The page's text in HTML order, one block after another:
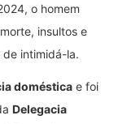
o homem
insultos e
intimidá-la.
doméstica e foi
Delegacia